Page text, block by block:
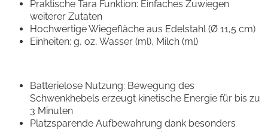
Praktische Tara Funktion: Einfaches Zuwiegen
weiterer Zutaten
Hochwertige Wiegefläche aus Edelstahl (Ø 11,5 cm)
Einheiten: g, oz, Wasser (ml), Milch (ml)
Batterielose Nutzung: Bewegung des
Schwenkhebels erzeugt kinetische Energie für bis zu
3 Minuten
Platzsparende Aufbewahrung dank besonders